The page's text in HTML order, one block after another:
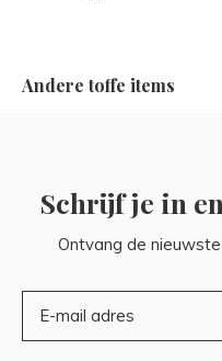
Andere toffe items
Schrijf je in
Ontvang de